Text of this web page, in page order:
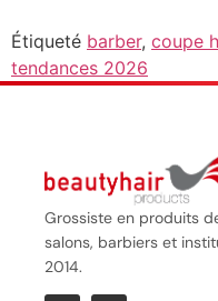
Étiqueté barber, coupe
tendances 2026
Grossiste en produits
salons, barbiers et
2014.